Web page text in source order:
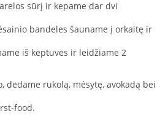
sūrį ir kepame dar dvi
bandeles šauname į orkaitę ir
iš keptuves ir leidžiame 2
dedame rukolą, mėsytę, avokadą bei
food.